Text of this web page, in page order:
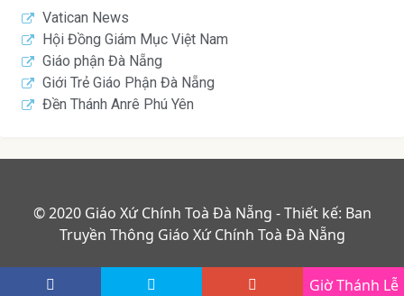
Vatican News
Hội Đồng Giám Mục Việt Nam
Giáo phận Đà Nẵng
Giới Trẻ Giáo Phận Đà Nẵng
Đền Thánh Anrê Phú Yên
Giờ Thánh Lễ
© 2020 Giáo Xứ Chính Toà Đà Nẵng - Thiết kế: Ban
Truyền Thông Giáo Xứ Chính Toà Đà Nẵng